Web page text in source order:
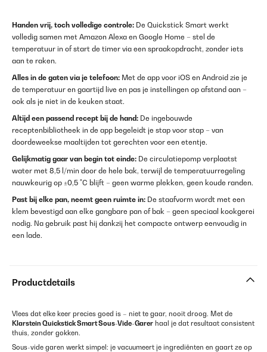
Handen vrij, toch volledige controle: De Quickstick Smart werkt
volledig samen met Amazon Alexa en Google Home – stel de
temperatuur in of start de timer via een spraakopdracht, zonder iets
aan te raken.
Alles in de gaten via je telefoon: Met de app voor iOS en Android zie je
de temperatuur en gaartijd live en pas je instellingen op afstand aan –
ook als je niet in de keuken staat.
Altijd een passend recept bij de hand: De ingebouwde
receptenbibliotheek in de app begeleidt je stap voor stap – van
doordeweekse maaltijden tot gerechten voor een etentje.
Gelijkmatig gaar van begin tot einde: De circulatiepomp verplaatst
water met 8,5 l/min door de hele bak, terwijl de temperatuurregeling
nauwkeurig op ±0,5 °C blijft – geen warme plekken, geen koude randen.
Past bij elke pan, neemt geen ruimte in: De staafvorm wordt met een
klem bevestigd aan elke gangbare pan of bak – geen speciaal kookgerei
nodig. Na gebruik past hij dankzij het compacte ontwerp eenvoudig in
een lade.
Productdetails
Vlees dat elke keer precies goed is – niet te gaar, nooit droog. Met de
Klarstein Quickstick Smart Sous-Vide-Garer haal je dat resultaat consistent
thuis, zonder gokken.
Sous-vide garen werkt simpel: je vacuumeert je ingrediënten en gaart ze op